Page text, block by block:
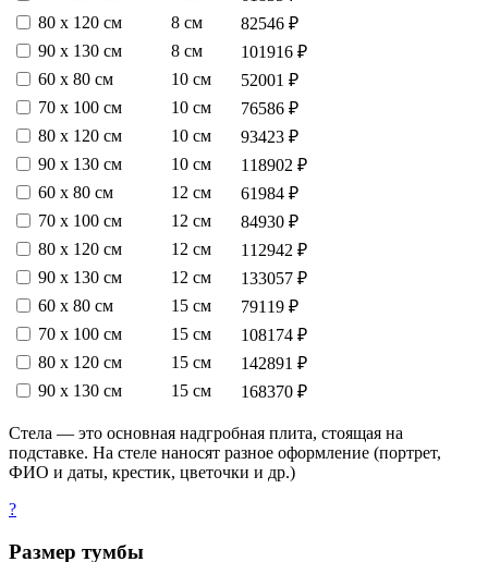
80 х 120 см
8 см
82546 ₽
90 х 130 см
8 см
101916 ₽
60 х 80 см
10 см
52001 ₽
70 х 100 см
10 см
76586 ₽
80 х 120 см
10 см
93423 ₽
90 х 130 см
10 см
118902 ₽
60 х 80 см
12 см
61984 ₽
70 х 100 см
12 см
84930 ₽
80 х 120 см
12 см
112942 ₽
90 х 130 см
12 см
133057 ₽
60 х 80 см
15 см
79119 ₽
70 х 100 см
15 см
108174 ₽
80 х 120 см
15 см
142891 ₽
90 х 130 см
15 см 168370 ₽
Стела — это основная надгробная плита, стоящая на
подставке. На стеле наносят разное оформление (портрет,
ФИО и даты, крестик, цветочки и др.)
?
Размер тумбы